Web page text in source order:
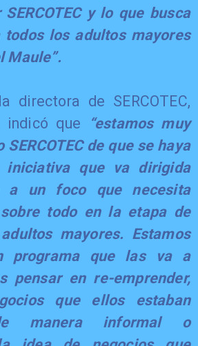
y lo que busca
los adultos mayores
Maule”.
directora de SERCOTEC,
indicó que
“estamos muy
de que se haya
iniciativa que va dirigida
a un foco que necesita
todo en la etapa de
mayores. Estamos
programa que las va a
pensar en re-emprender,
que ellos estaban
manera informal o